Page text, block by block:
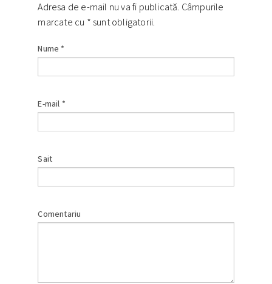
Adresa de e-mail nu va fi publicată. Câmpurile
marcate cu * sunt obligatorii.
Nume *
E-mail *
Sait
Comentariu